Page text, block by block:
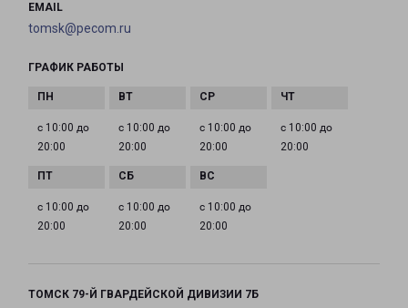
EMAIL
tomsk@pecom.ru
ГРАФИК РАБОТЫ
с 10:00 до
20:00
с 10:00 до
20:00
с 10:00 до
20:00
с 10:00 до
20:00
с 10:00 до
20:00
с 10:00 до
20:00
с 10:00 до
20:00
ТОМСК 79-Й ГВАРДЕЙСКОЙ ДИВИЗИИ 7Б